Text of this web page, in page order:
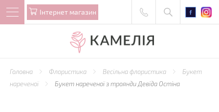
Iнтернет магазин
Головна Флористика Весільна флористика
Букет
нареченої
Букет нареченої з троянди Девіда Остіна